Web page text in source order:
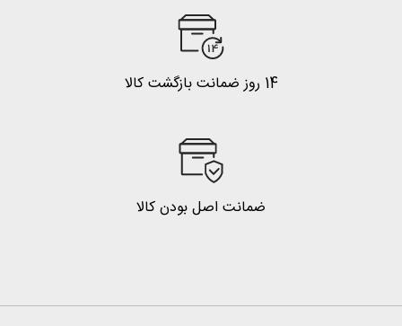
14 روز ضمانت بازگشت کالا
ضمانت اصل بودن کالا